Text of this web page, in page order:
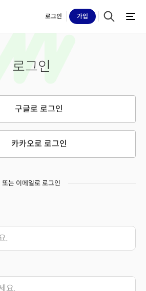
로그인 가입
로그인
구글로 로그인
카카오로 로그인
또는 이메일로 로그인